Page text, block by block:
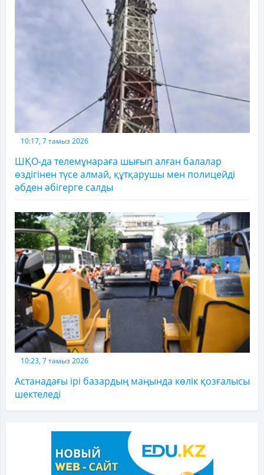
10:17, 7 тамыз 2026
ШҚО-да телемұнараға шығып алған балалар
өздігінен түсе алмай, құтқарушы мен полицейді
әбден әбігерге салды
10:23, 7 тамыз 2026
Астанадағы ірі базардың маңында көлік қозғалысы
шектеледі